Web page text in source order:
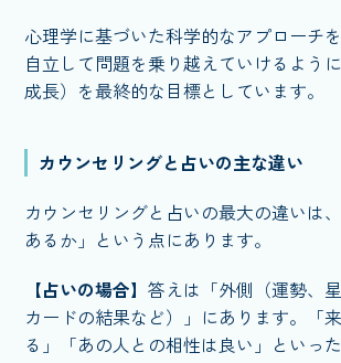
心理学に基づいた科学的なアプローチ
自立して問題を乗り越えていけるよう
成長）を最終的な目標としています。
カウンセリングと占いの主な違い
カウンセリングと占いの最大の違いは
あるか」という点にあります。
【占いの場合】答えは「外側（運勢、
カードの結果など）」にあります。「
る」「あの人との相性は良い」といっ